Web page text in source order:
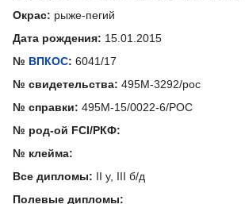
Окрас: рыже-пегий
Дата рождения: 15.01.2015
№ ВПКОС: 6041/17
№ свидетельства: 495М-3292/рос
№ справки: 495М-15/0022-6/РОС
№ род-ой FCI/РКФ:
№ клейма:
Все дипломы: II у, III б/д
Полевые дипломы: